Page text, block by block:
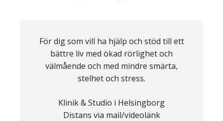
För dig som vill ha hjälp och stöd till ett
bättre liv med ökad rörlighet och
välmående och med mindre smärta,
stelhet och stress.
Klinik & Studio i Helsingborg
Distans via mail/videolänk